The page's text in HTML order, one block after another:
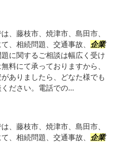
、藤枝市、焼津市、島田市、
、相続問題、交通事故、 企業
に関するご相談は幅広く受け
料にて承っておりますから、
ありましたら、どなた様でも
ださい。電話での...
、藤枝市、焼津市、島田市、
、相続問題、交通事故、 企業